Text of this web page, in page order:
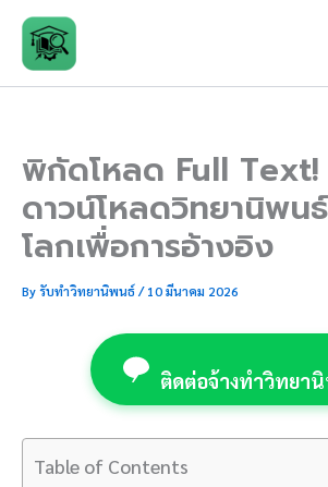
content
พิกัดโหลด Full
ดาวน์โหลดวิทยานิพน
โลกเพื่อการอ้างอิง
Byรับทำวิทยานิพนธ์/10 มีนาคม 2026
ติดต่อจ้างทำวิทยา
Table of Contents